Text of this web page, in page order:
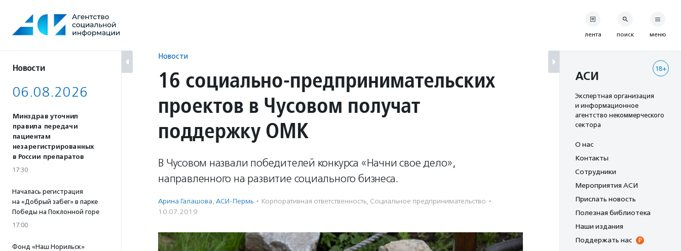
содержанию
Новости
06.08.2026
Минздрав уточнил
правила передачи
пациентам
незарегистрированных
в России препаратов
17:30
Началась регистрация
на «Добрый забег» в парке
Победы на Поклонной горе
17:00
Фонд «Наш Норильск»
Новости
16 социально-предпринимательских
проектов в Чусовом получат
поддержку ОМК
В Чусовом назвали победителей конкурса «Начни свое дело»,
направленного на развитие социального бизнеса.
Арина Галашова, АСИ-Пермь · Корпоративная ответственность, Социальное предпри­нима­тель­ство ·
10.07.2019
лента поиск меню
18+
АСИ
Экспертная организация
и информационное
агентство некоммерческого
сектора
О нас
Контакты
Сотрудники
Мероприятия АСИ
Прислать новость
Полезная библиотека
Наши издания
Поддержать нас